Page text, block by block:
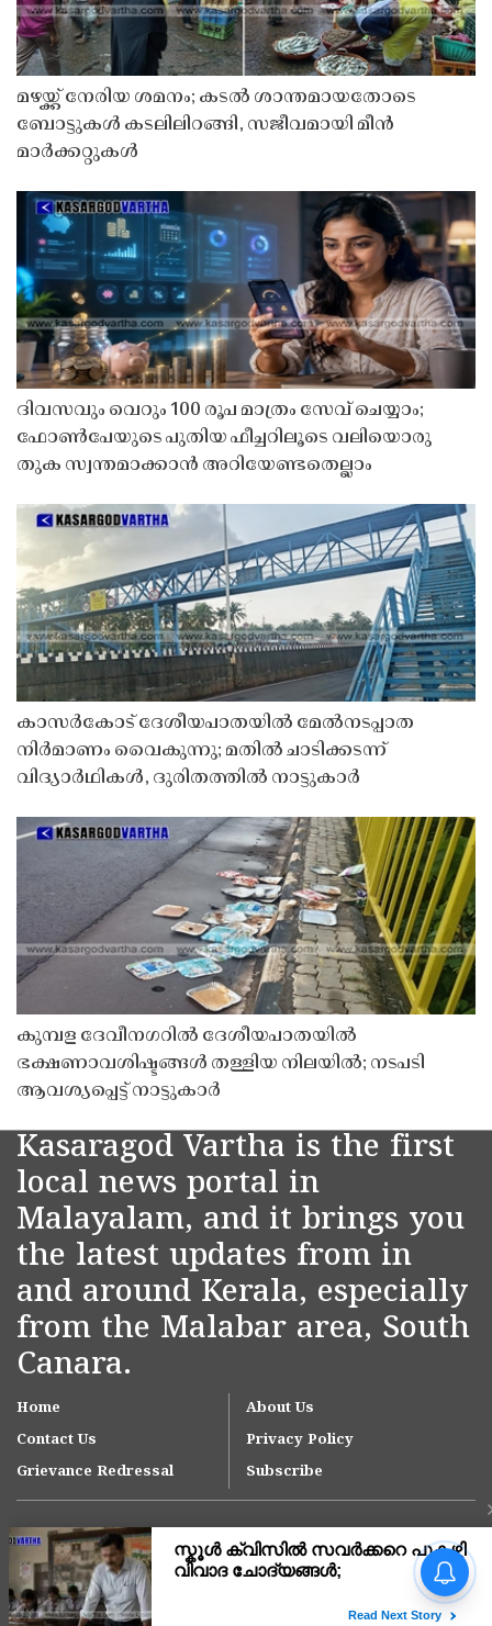
മഴയ്ക്ക് നേരിയ ശമനം; കടൽ ശാന്തമായതോടെ
ബോട്ടുകൾ കടലിലിറങ്ങി, സജീവമായി മീൻ
മാർക്കറ്റുകൾ
ദിവസവും വെറും 100 രൂപ മാത്രം സേവ് ചെയ്യാം;
ഫോൺപേയുടെ പുതിയ ഫീച്ചറിലൂടെ വലിയൊരു
തുക സ്വന്തമാക്കാൻ അറിയേണ്ടതെല്ലാം
കാസർകോട് ദേശീയപാതയിൽ മേൽനടപ്പാത
നിർമാണം വൈകുന്നു; മതിൽ ചാടിക്കടന്ന്
വിദ്യാർഥികൾ, ദുരിതത്തിൽ നാട്ടുകാർ
കുമ്പള ദേവീനഗറിൽ ദേശീയപാതയിൽ
ഭക്ഷണാവശിഷ്ടങ്ങൾ തള്ളിയ നിലയിൽ; നടപടി
ആവശ്യപ്പെട്ട് നാട്ടുകാർ
Kasaragod Vartha is the first
local news portal in
Malayalam, and it brings you
the latest updates from in
and around Kerala, especially
from the Malabar area, South
Canara.
Home
About Us
Contact Us
Privacy Policy
Grievance Redressal
Subscribe
വിദേശത്തുനിന്ന്
കൊടുത്തയച്ച സ്വർണം
കാസർകോട്ട് യുവാവിനും